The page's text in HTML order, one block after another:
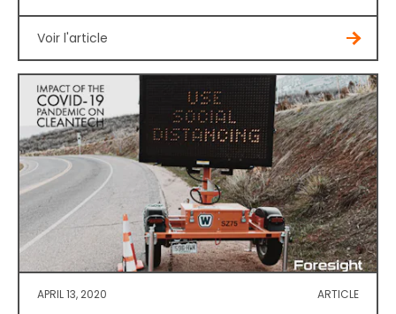
Voir l'article
APRIL 13, 2020 ARTICLE